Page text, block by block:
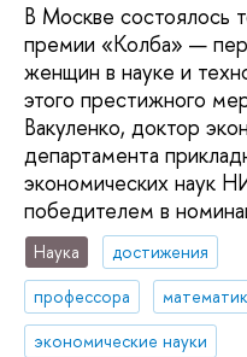
В Москве состоялось
премии «Колба» —
женщин в науке и
этого престижного
Вакуленко, доктор
департамента
экономических наук
победителем в
Наука
достижения
профессора
экономические науки